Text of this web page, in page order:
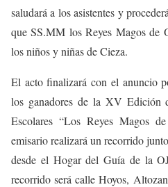
saludará a los asistentes y
que SS.MM los Reyes Magos de
los niños y niñas de Cieza.
El acto finalizará con el anuncio
los ganadores de la XV Edición
Escolares “Los Reyes Magos
emisario realizará un recorrido
desde el Hogar del Guía de la
recorrido será calle Hoyos,